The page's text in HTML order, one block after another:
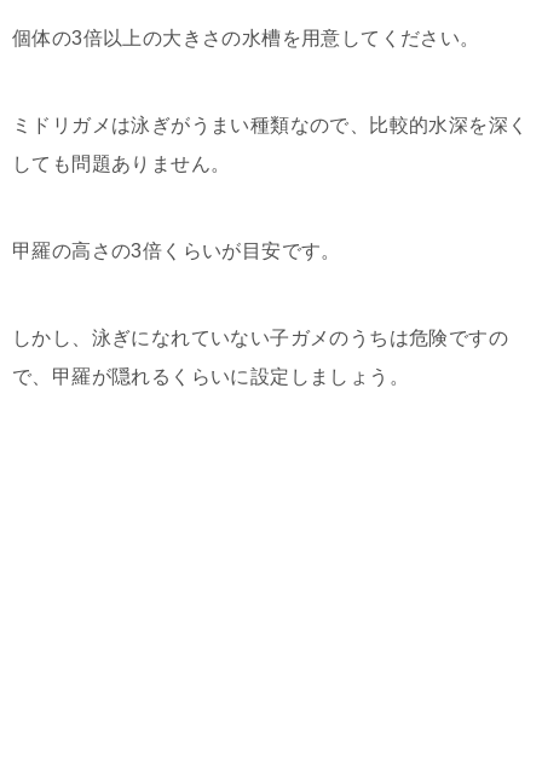
個体の3倍以上の大きさの水槽を用意してください。
ミドリガメは泳ぎがうまい種類なので、比較的水深を深く
しても問題ありません。
甲羅の高さの3倍くらいが目安です。
しかし、泳ぎになれていない子ガメのうちは危険ですの
で、甲羅が隠れるくらいに設定しましょう。